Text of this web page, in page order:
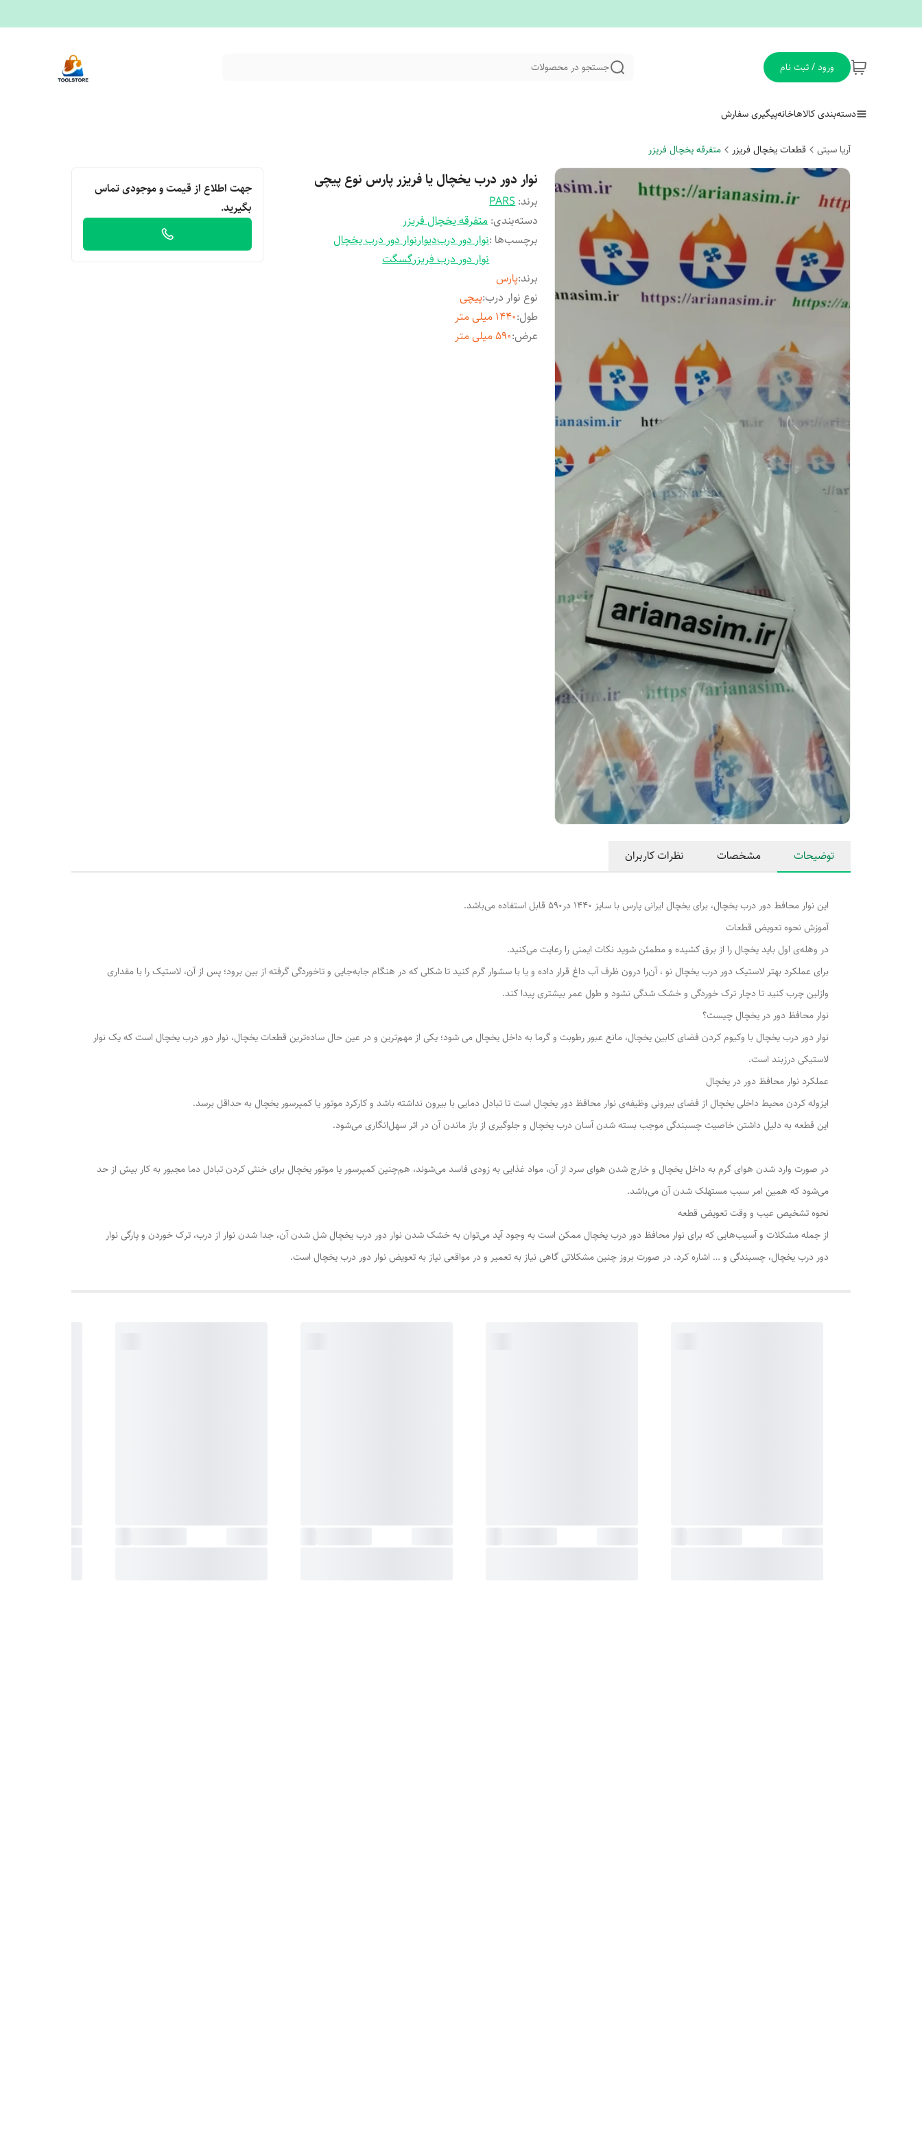
ورود / ثبت نام جستجو در محصولات
دسته‌بندی کالاهاخانهپیگیری سفارش
آریا سیتی قطعات یخچال فریزر متفرقه یخچال فریزر
نوار دور درب یخچال یا فریزر پارس نوع پیچی
برند:PARS
دسته‌بندی:متفرقه یخچال فریزر
برچسب‌ها :نوار دور دربدیوارنوار دور درب یخچال
نوار دور درب فریزرگسگت
برند:پارس
نوع نوار درب:پیچی
طول:1440 میلی متر
عرض:590 میلی متر
جهت اطلاع از قیمت و موجودی تماس
بگیرید.
توضیحات مشخصات نظرات کاربران
این نوار محافط دور درب یخچال، برای یخچال ایرانی پارس با سایز 1440 در590 قابل استفاده می‌باشد.
آموزش نحوه تعویض قطعات
در وهله‌ی اول باید یخچال را از برق کشیده و مطمئن شوید نکات ایمنی را رعایت می‌کنید.
برای عملکرد بهتر لاستیک دور درب یخچال نو ، آن‌را درون ظرف آب داغ قرار داده و یا با سشوار گرم کنید تا شکلی که در هنگام جابه‌جایی و تاخوردگی گرفته از بین برود؛ پس از آن، لاستیک را با مقداری
وازلین چرب کنید تا دچار ترک خوردگی و خشک شدگی نشود و طول عمر بیشتری پیدا کند.
نوار محافظ دور در یخچال چیست؟
نوار دور درب یخچال با وکیوم کردن فضای کابین یخچال، مانع عبور رطوبت و گرما به داخل یخچال می شود؛ یکی از مهم‌ترین و در عین حال ساده‌ترین قطعات یخچال، نوار دور درب یخچال است که یک نوار
لاستیکی درزبند است.
عملکرد نوار محافظ دور در یخچال
ایزوله کردن محیط داخلی یخچال از فضای بیرونی وظیفه‌ی نوار محافظ دور یخچال است تا تبادل دمایی با بیرون نداشته باشد و کارکرد موتور یا کمپرسور یخچال به حداقل برسد.
این قطعه به دلیل داشتن خاصیت چسبندگی موجب بسته شدن آسان درب یخچال و جلوگیری از باز ماندن آن در اثر سهل‌انگاری می‌شود.
در صورت وارد شدن هوای گرم به داخل یخچال و خارج شدن هوای سرد از آن، مواد غذایی به زودی فاسد می‌شوند، هم‌چنین کمپرسور یا موتور یخچال برای خنثی کردن تبادل دما مجبور به کار بیش از حد
می‌شود که همین امر سبب مستهلک شدن آن می‌باشد.
نحوه تشخیص عیب و وقت تعویض قطعه
از جمله مشکلات و آسیب‌هایی که برای نوار محافظ دور درب یخچال ممکن است به وجود آید می‌توان به خشک شدن نوار دور درب یخچال شل شدن آن، جدا شدن نوار از درب، ترک خوردن و پارگی نوار
دور درب یخچال، چسبندگی و … اشاره کرد. در صورت بروز چنین مشکلاتی گاهی نیاز به تعمیر و در مواقعی نیاز به تعویض نوار دور درب یخچال است.